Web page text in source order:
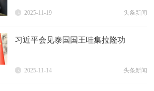
2025-11-19 头条新闻
习近平会见泰国国王哇集拉隆功
2025-11-14 头条新闻